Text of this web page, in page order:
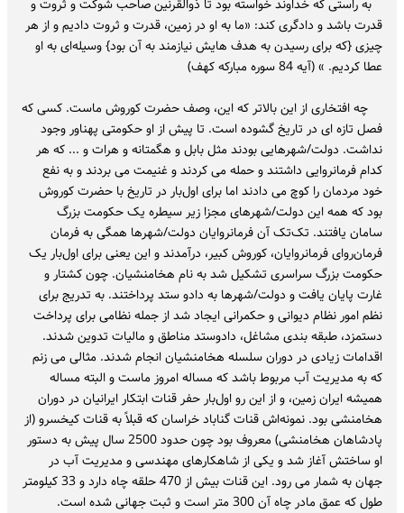
به راستی که خداوند خواسته بود تا ذوالقرنین صاحب شوکت و ثروت و
قدرت باشد و دادگری کند: «ما به او در زمین، قدرت و ثروت دادیم و از هر
چیزی {که برای رسیدن به هدف هایش نیازمند به آن بود} وسیله‌ای به او
عطا کردیم. » (آیه 84 سوره مبارکه کهف)
چه افتخاری از این بالاتر که این، وصف حضرت کوروش ماست. کسی که
فصل تازه ای در تاریخ گشوده است. تا پیش از او حکومتی پهناور وجود
نداشت. دولت/شهرهایی بودند مثل بابل و هگمتانه و هرات و ... که هر
کدام فرمانروایی داشتند و حمله می کردند و غنیمت می بردند و به نفع
خود مردمان را کوچ می دادند اما برای اول‌بار در تاریخ با حضرت کوروش
بود که همه این دولت/شهرهای مجزا زیر سیطره یک حکومت بزرگ
سامان یافتند. تک‌تک آن فرمانروایان دولت/شهرها همگی به فرمان
فرمان‌روای فرمانروایان، کوروش کبیر، درآمدند و این یعنی برای اول‌بار یک
حکومت بزرگ سراسری تشکیل شد به نام هخامنشیان. چون کشتار و
غارت پایان یافت و دولت/شهرها به دادو ستد پرداختند. به تدریج برای
نظم امور نظام دیوانی و حکمرانی ایجاد شد از جمله نظامی برای پرداخت
دستمزد، طبقه بندی مشاغل، دادوستد مناطق و مالیات تدوین شدند.
اقدامات زیادی در دوران سلسله هخامنشیان انجام شدند. مثالی می زنم
که به مدیریت آب مربوط باشد که مساله امروز ماست و البته مساله
همیشه ایران زمین، و از این رو اول‌بار حفر قنات ابتکار ایرانیان در دوران
هخامنشی بود. نمونه‌اش قنات گناباد خراسان که قبلاً به قنات کیخسرو (از
پادشاهان هخامنشی) معروف بود چون حدود 2500 سال پیش به دستور
او ساختش آغاز شد و یکی از شاهکارهای مهندسی و مدیریت آب در
جهان به شمار می رود. این قنات بیش از 470 حلقه چاه دارد و 33 کیلومتر
طول که عمق مادر چاه آن 300 متر است و ثبت جهانی شده است.